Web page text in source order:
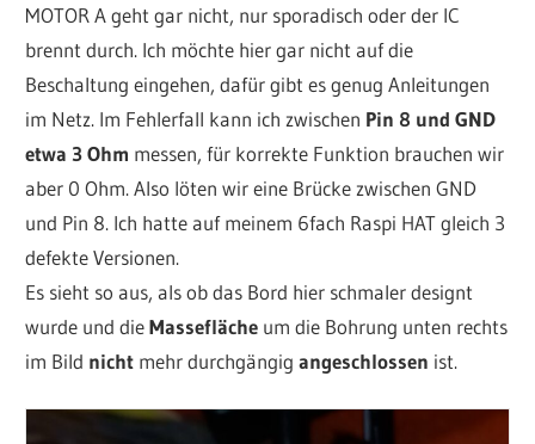
MOTOR A geht gar nicht, nur sporadisch oder der IC
brennt durch. Ich möchte hier gar nicht auf die
Beschaltung eingehen, dafür gibt es genug Anleitungen
im Netz. Im Fehlerfall kann ich zwischen Pin 8 und GND
etwa 3 Ohm messen, für korrekte Funktion brauchen wir
aber 0 Ohm. Also löten wir eine Brücke zwischen GND
und Pin 8. Ich hatte auf meinem 6fach Raspi HAT gleich 3
defekte Versionen.
Es sieht so aus, als ob das Bord hier schmaler designt
wurde und dieMassefläche um die Bohrung unten rechts
im Bild nicht mehr durchgängigangeschlossen ist.